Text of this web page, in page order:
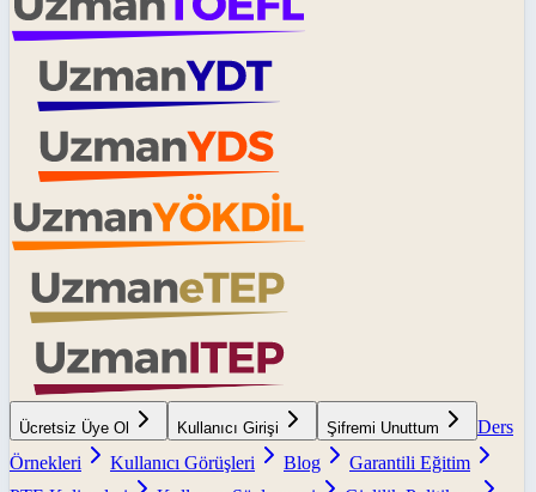
Ücretsiz Üye Ol Kullanıcı Girişi Şifremi Unuttum
Ders
Örnekleri
Kullanıcı Görüşleri Blog
Garantili Eğitim